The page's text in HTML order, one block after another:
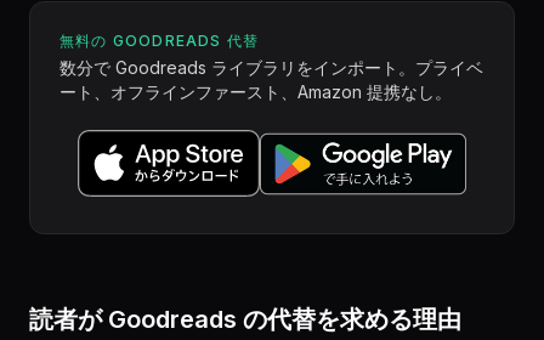
無料の GOODREADS 代替
数分で Goodreads ライブラリをインポート。プライベ
ート、オフラインファースト、Amazon 提携なし。
読者が Goodreads の代替を求める理由